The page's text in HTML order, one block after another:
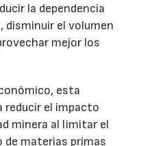
la dependencia
disminuir el volumen
mejor los
esta
el impacto
minera al limitar el
materias primas